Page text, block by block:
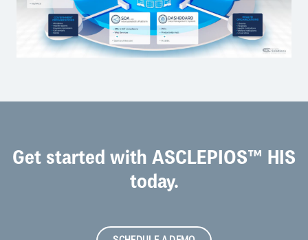
Get started with ASCLEPIOS™ HIS
today.